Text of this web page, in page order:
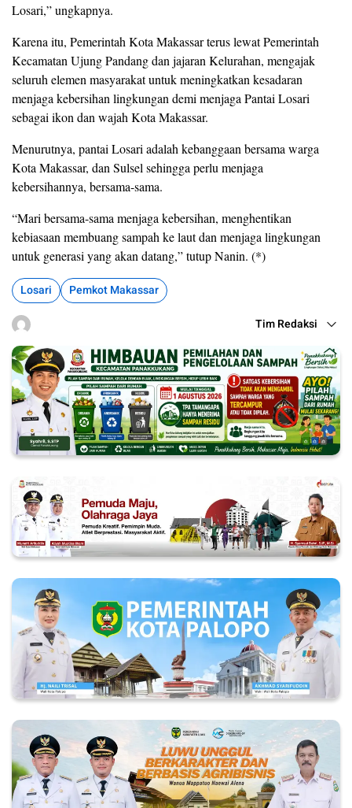
Losari,” ungkapnya.
Karena itu, Pemerintah Kota Makassar terus lewat Pemerintah
Kecamatan Ujung Pandang dan jajaran Kelurahan, mengajak
seluruh elemen masyarakat untuk meningkatkan kesadaran
menjaga kebersihan lingkungan demi menjaga Pantai Losari
sebagai ikon dan wajah Kota Makassar.
Menurutnya, pantai Losari adalah kebanggaan bersama warga
Kota Makassar, dan Sulsel sehingga perlu menjaga
kebersihannya, bersama-sama.
“Mari bersama-sama menjaga kebersihan, menghentikan
kebiasaan membuang sampah ke laut dan menjaga lingkungan
untuk generasi yang akan datang,” tutup Nanin. (*)
Losari Pemkot Makassar
Tim Redaksi